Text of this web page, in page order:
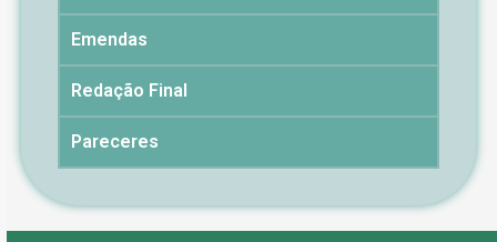
Emendas
Redação Final
Pareceres